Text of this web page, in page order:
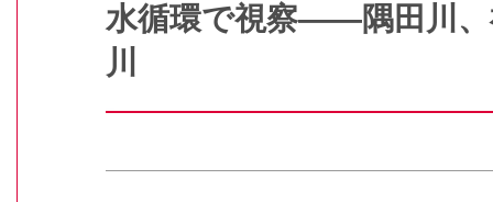
水循環で視察――隅田川、
川